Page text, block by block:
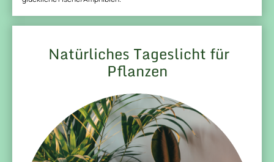
Natürliches Tageslicht für
Pflanzen